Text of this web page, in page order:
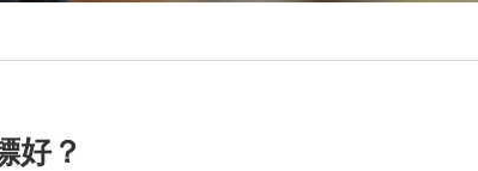
好？